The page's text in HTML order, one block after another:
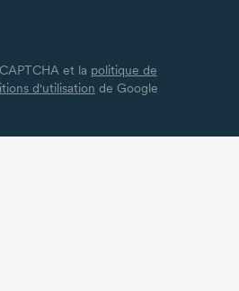
et la politique de
d'utilisation de Google